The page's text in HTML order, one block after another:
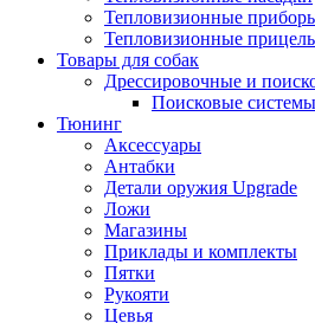
Тепловизионные
Тепловизионные
Товары для собак
Дрессировочные и
Поисковые
Тюнинг
Аксессуары
Антабки
Детали оружия Upgrade
Ложи
Магазины
Приклады и комплекты
Пятки
Рукояти
Цевья